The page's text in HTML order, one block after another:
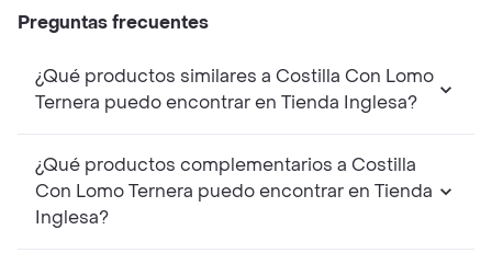
Preguntas frecuentes
¿Qué productos similares a Costilla Con Lomo
Ternera puedo encontrar en Tienda Inglesa?
¿Qué productos complementarios a Costilla
Con Lomo Ternera puedo encontrar en Tienda
Inglesa?